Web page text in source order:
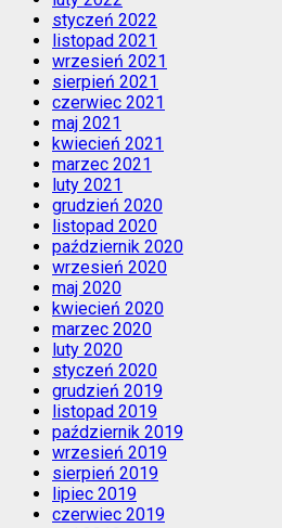
styczeń 2022
listopad 2021
wrzesień 2021
sierpień 2021
czerwiec 2021
maj 2021
kwiecień 2021
marzec 2021
luty 2021
grudzień 2020
listopad 2020
październik 2020
wrzesień 2020
maj 2020
kwiecień 2020
marzec 2020
luty 2020
styczeń 2020
grudzień 2019
listopad 2019
październik 2019
wrzesień 2019
sierpień 2019
lipiec 2019
czerwiec 2019